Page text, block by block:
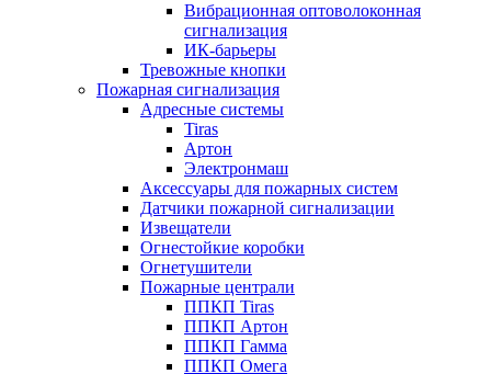
Вибрационная оптоволоконная
сигнализация
ИК-барьеры
Тревожные кнопки
Пожарная сигнализация
Адресные системы
Tiras
Артон
Электронмаш
Аксессуары для пожарных систем
Датчики пожарной сигнализации
Извещатели
Огнестойкие коробки
Огнетушители
Пожарные централи
ППКП Tiras
ППКП Артон
ППКП Гамма
ППКП Омега